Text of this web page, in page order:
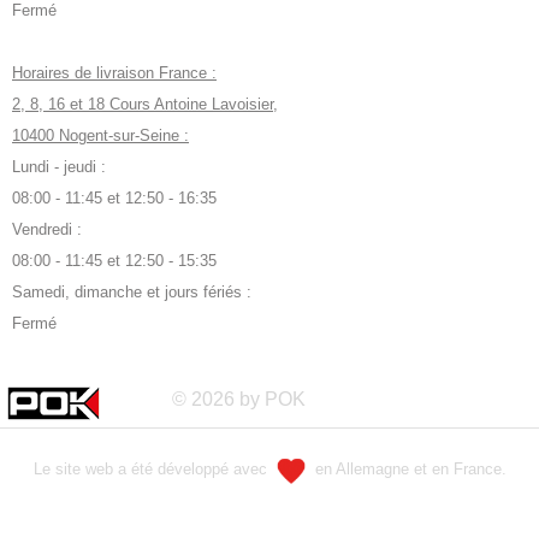
Fermé
Horaires de livraison France :
2, 8, 16 et 18 Cours Antoine Lavoisier,
10400 Nogent-sur-Seine :
Lundi - jeudi :
08:00 - 11:45 et 12:50 - 16:35
Vendredi :
08:00 - 11:45 et 12:50 - 15:35
Samedi, dimanche et jours fériés :
Fermé
© 2026 by POK
Le site web a été développé avec en Allemagne et en France.